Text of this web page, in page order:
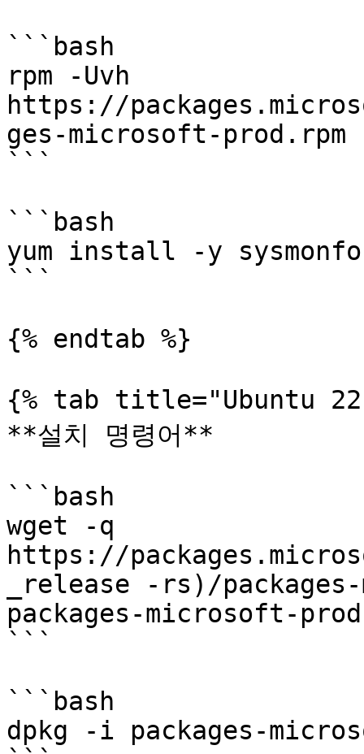
```bash
rpm -Uvh
https://
ges-microsoft-prod.rpm
```
```bash
yum install -y
```
{% endtab %}
{% tab title="Ubuntu 22
**설치 명령어**
```bash
wget -q
https://
_release -rs)/
packages-microsoft-
```
```bash
dpkg -i packages-